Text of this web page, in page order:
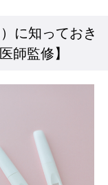
に知っておき
師監修】